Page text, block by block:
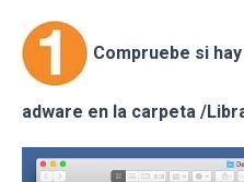
Compruebe si
adware en la carpeta /